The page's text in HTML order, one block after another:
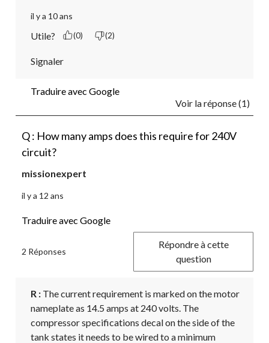
il y a 10 ans
Utile? (0) (2)
Signaler
Traduire avec Google
Voir la réponse (1)
Q : How many amps does this require for 240V
circuit?
missionexpert
il y a 12 ans
Traduire avec Google
2 Réponses
Répondre à cette
question
R : The current requirement is marked on the motor
nameplate as 14.5 amps at 240 volts. The
compressor specifications decal on the side of the
tank states it needs to be wired to a minimum